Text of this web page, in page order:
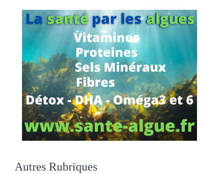
Autres Rubriques